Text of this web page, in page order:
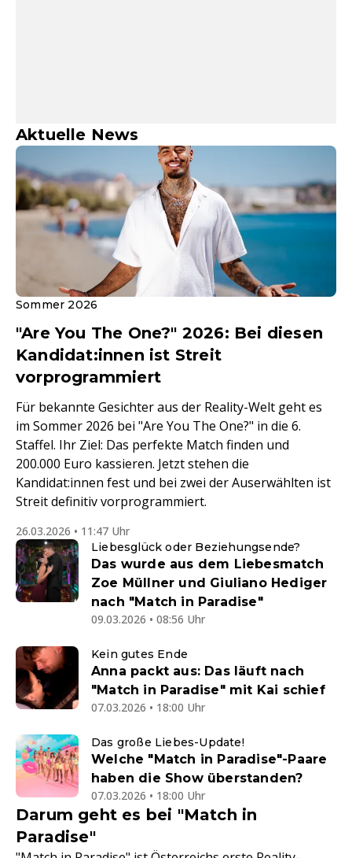
Aktuelle News
Sommer 2026
"Are You The One?" 2026: Bei diesen
Kandidat:innen ist Streit
vorprogrammiert
Für bekannte Gesichter aus der Reality-Welt geht es
im Sommer 2026 bei "Are You The One?" in die 6.
Staffel. Ihr Ziel: Das perfekte Match finden und
200.000 Euro kassieren. Jetzt stehen die
Kandidat:innen fest und bei zwei der Auserwählten ist
Streit definitiv vorprogrammiert.
26.03.2026 • 11:47 Uhr
Liebesglück oder Beziehungsende?
Das wurde aus dem Liebesmatch
Zoe Müllner und Giuliano Hediger
nach "Match in Paradise"
09.03.2026 • 08:56 Uhr
Kein gutes Ende
Anna packt aus: Das läuft nach
"Match in Paradise" mit Kai schief
07.03.2026 • 18:00 Uhr
Das große Liebes-Update!
Welche "Match in Paradise"-Paare
haben die Show überstanden?
07.03.2026 • 18:00 Uhr
Darum geht es bei "Match in
Paradise"